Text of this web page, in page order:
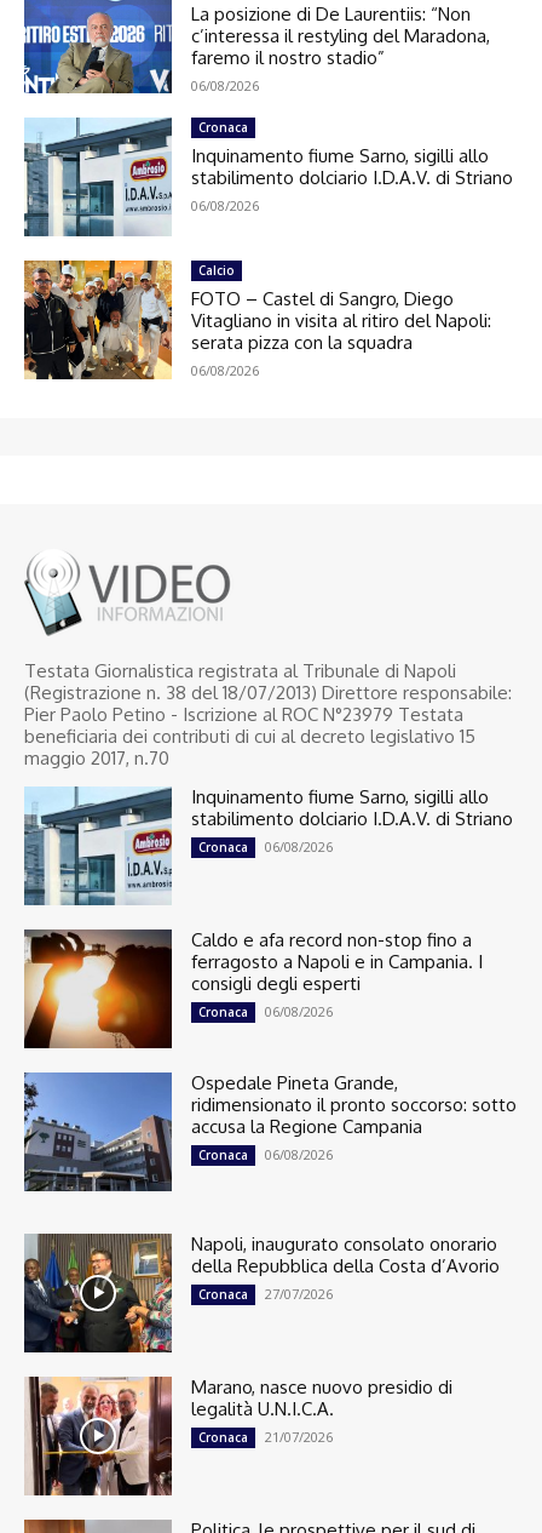
La posizione di De Laurentiis: “Non
c’interessa il restyling del Maradona,
faremo il nostro stadio”
06/08/2026
Cronaca
Inquinamento fiume Sarno, sigilli allo
stabilimento dolciario I.D.A.V. di Striano
06/08/2026
Calcio
FOTO – Castel di Sangro, Diego
Vitagliano in visita al ritiro del Napoli:
serata pizza con la squadra
06/08/2026
Testata Giornalistica registrata al Tribunale di Napoli
(Registrazione n. 38 del 18/07/2013) Direttore responsabile:
Pier Paolo Petino - Iscrizione al ROC N°23979 Testata
beneficiaria dei contributi di cui al decreto legislativo 15
maggio 2017, n.70
Inquinamento fiume Sarno, sigilli allo
stabilimento dolciario I.D.A.V. di Striano
Cronaca 06/08/2026
Caldo e afa record non-stop fino a
ferragosto a Napoli e in Campania. I
consigli degli esperti
Cronaca 06/08/2026
Ospedale Pineta Grande,
ridimensionato il pronto soccorso: sotto
accusa la Regione Campania
Cronaca 06/08/2026
Napoli, inaugurato consolato onorario
della Repubblica della Costa d’Avorio
Cronaca 27/07/2026
Marano, nasce nuovo presidio di
legalità U.N.I.C.A.
Cronaca 21/07/2026